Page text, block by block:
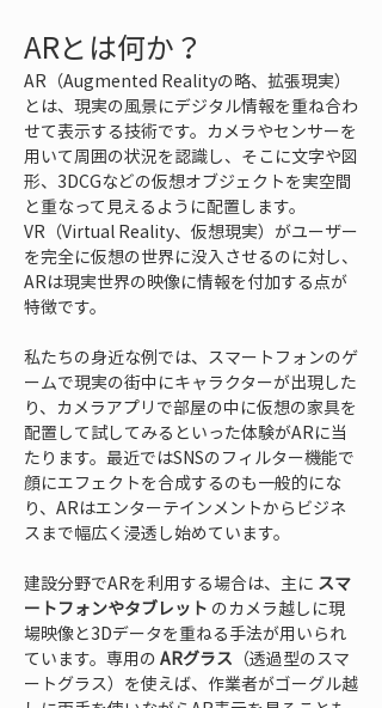
ARとは何か？
AR（Augmented Realityの略、拡張現実）
とは、現実の風景にデジタル情報を重ね合わ
せて表示する技術です。カメラやセンサーを
用いて周囲の状況を認識し、そこに文字や図
形、3DCGなどの仮想オブジェクトを実空間
と重なって見えるように配置します。
VR（Virtual Reality、仮想現実）がユーザー
を完全に仮想の世界に没入させるのに対し、
ARは現実世界の映像に情報を付加する点が
特徴です。
私たちの身近な例では、スマートフォンのゲ
ームで現実の街中にキャラクターが出現した
り、カメラアプリで部屋の中に仮想の家具を
配置して試してみるといった体験がARに当
たります。最近ではSNSのフィルター機能で
顔にエフェクトを合成するのも一般的にな
り、ARはエンターテインメントからビジネ
スまで幅広く浸透し始めています。
建設分野でARを利用する場合は、主に スマ
ートフォンやタブレット のカメラ越しに現
場映像と3Dデータを重ねる手法が用いられ
ています。専用の ARグラス （透過型のスマ
ートグラス）を使えば、作業者がゴーグル越